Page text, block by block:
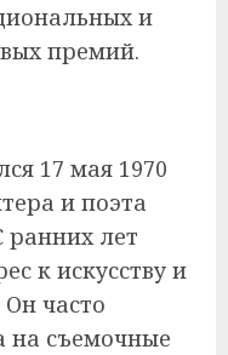
и
премий.
17 мая 1970
и поэта
ранних лет
к искусству и
Он часто
на съемочные